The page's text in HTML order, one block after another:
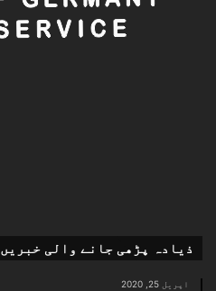
ذیادہ پڑھی جانے والی خبریں
اپریل 25, 2020